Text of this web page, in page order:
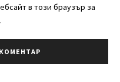
в този браузър за